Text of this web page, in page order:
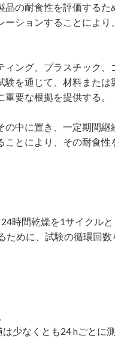
の耐食性を評価するた
ションすることにより
ィング、プラスチック、
を通じて、材料または
要な根拠を提供する。
中に置き、一定期間継
とにより、その耐食性
時間乾燥を1サイクルと
ために、試験の循環回数
少なくとも24 hごとに